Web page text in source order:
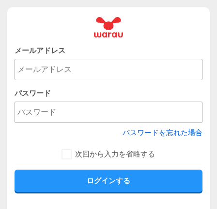
メールアドレス
パスワード
パスワードを忘れた場合
次回から入力を省略する